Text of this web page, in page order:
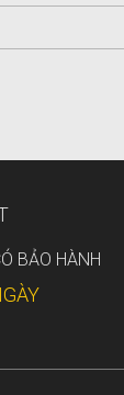
BẢO HÀNH